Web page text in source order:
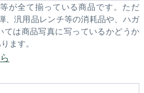
が全て揃っている商品です。ただ
、汎用品レンチ等の消耗品や、ハガ
ては商品写真に写っているかどうか
ます。